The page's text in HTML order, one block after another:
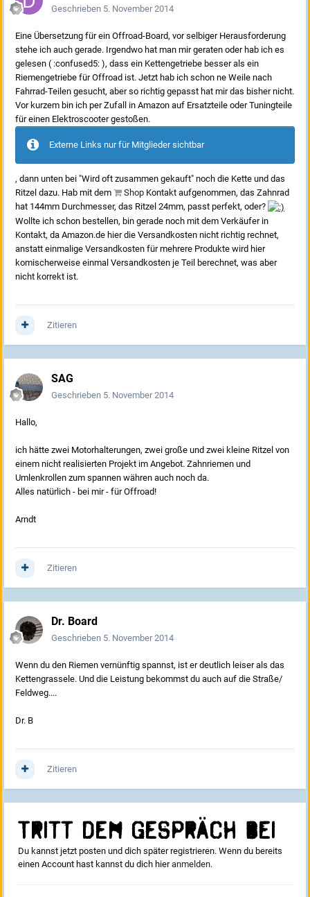
Geschrieben 5. November 2014
Eine Übersetzung für ein Offroad-Board, vor selbiger Herausforderung
stehe ich auch gerade. Irgendwo hat man mir geraten oder hab ich es
gelesen ( :confused5: ), dass ein Kettengetriebe besser als ein
Riemengetriebe für Offroad ist. Jetzt hab ich schon ne Weile nach
Fahrrad-Teilen gesucht, aber so richtig gepasst hat mir das bisher nicht.
Vor kurzem bin ich per Zufall in Amazon auf Ersatzteile oder Tuningteile
für einen Elektroscooter gestoßen.
Externe Links nur für Mitglieder sichtbar
, dann unten bei "Wird oft zusammen gekauft" noch die Kette und das
Ritzel dazu. Hab mit dem
Shop Kontakt aufgenommen, das Zahnrad
hat 144mm Durchmesser, das Ritzel 24mm, passt perfekt, oder?
Wollte ich schon bestellen, bin gerade noch mit dem Verkäufer in
Kontakt, da Amazon.de hier die Versandkosten nicht richtig rechnet,
anstatt einmalige Versandkosten für mehrere Produkte wird hier
komischerweise einmal Versandkosten je Teil berechnet, was aber
nicht korrekt ist.
Zitieren
SAG
Geschrieben 5. November 2014
Hallo,
ich hätte zwei Motorhalterungen, zwei große und zwei kleine Ritzel von
einem nicht realisierten Projekt im Angebot. Zahnriemen und
Umlenkrollen zum spannen währen auch noch da.
Alles natürlich - bei mir - für Offroad!
Arndt
Zitieren
Dr. Board
Geschrieben 5. November 2014
Wenn du den Riemen vernünftig spannst, ist er deutlich leiser als das
Kettengrassele. Und die Leistung bekommst du auch auf die Straße/
Feldweg....
Dr. B
Zitieren
Tritt dem Gespräch bei
Du kannst jetzt posten und dich später registrieren. Wenn du bereits
einen Account hast kannst du dich hieranmelden.